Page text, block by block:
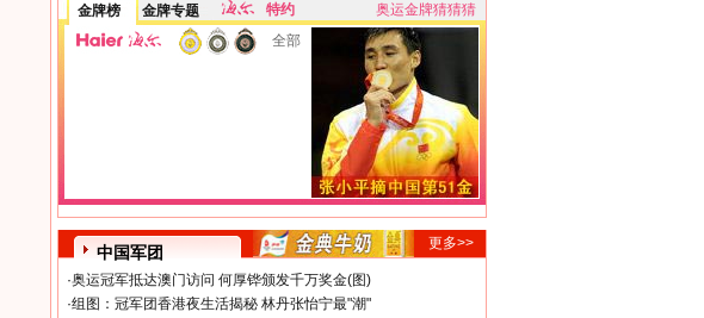
金牌榜 金牌专题 特约
奥运金牌猜猜猜
全部
中国军团
更多>>
·奥运冠军抵达澳门访问 何厚铧颁发千万奖金(图)
·组图：冠军团香港夜生活揭秘 林丹张怡宁最"潮"